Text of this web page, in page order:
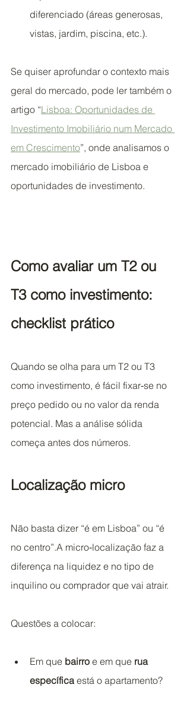
diferenciado (áreas generosas,
vistas, jardim, piscina, etc.).
Se quiser aprofundar o contexto mais
geral do mercado, pode ler também o
artigo “Lisboa: Oportunidades de
Investimento Imobiliário num Mercado
em Crescimento”, onde analisamos o
mercado imobiliário de Lisboa e
oportunidades de investimento.
Como avaliar um T2 ou
T3 como investimento:
checklist prático
Quando se olha para um T2 ou T3
como investimento, é fácil fixar‑se no
preço pedido ou no valor da renda
potencial. Mas a análise sólida
começa antes dos números.
Localização micro
Não basta dizer “é em Lisboa” ou “é
no centro”.A micro‑localização faz a
diferença na liquidez e no tipo de
inquilino ou comprador que vai atrair.
Questões a colocar:
Em que bairro e em que rua
específica está o apartamento?